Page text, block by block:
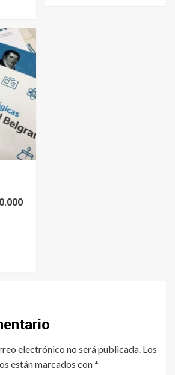
electrónico no será publicada. Los
están marcados con*